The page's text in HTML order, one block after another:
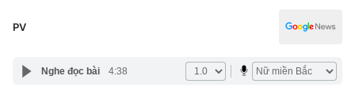
Pháp luậtCông nghệ
PV
Nghe đọc bài 4:38